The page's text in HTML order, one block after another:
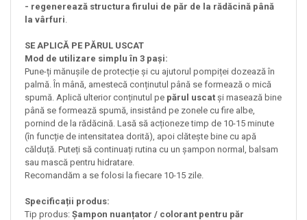
- regenerează structura firului de păr de la rădăcină până
la vârfuri
SE APLICĂ PE PĂRUL USCAT
Mod de utilizare simplu în 3 pași:
Pune-ți mănușile de protecție și cu ajutorul pompiței dozează în
palmă. În mână, amestecă conținutul până se formează o mică
spumă. Aplică ulterior conținutul pe părul uscat și masează bine
până se formează spumă, insistând pe zonele cu fire albe,
pornind de la rădăcină. Lasă să acționeze timp de 10-15 minute
(în funcție de intensitatea dorită), apoi clătește bine cu apă
călduță. Puteți să continuați rutina cu un șampon normal, balsam
sau mască pentru hidratare.
Recomandăm a se folosi la fiecare 10-15 zile.
Specificații produs:
Tip produs: Șampon nuanțator / colorant pentru păr